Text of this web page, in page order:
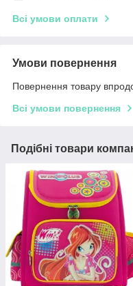
Всі умови оплати
Умови повернення
Повернення товару
Всі умови повернення
Подібні товари